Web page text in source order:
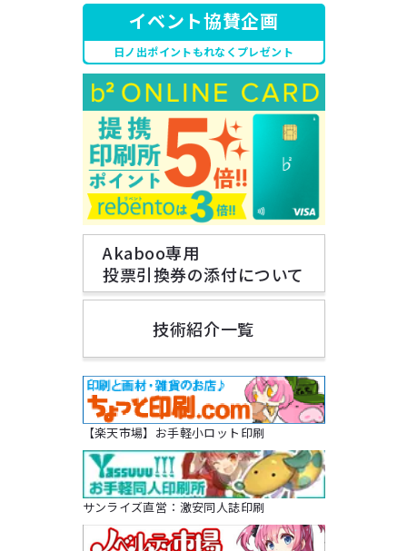
イベント協賛企画
日ノ出ポイントもれなくプレゼント
Akaboo専用
投票引換券の添付について
技術紹介一覧
【楽天市場】お手軽小ロット印刷
サンライズ直営：激安同人誌印刷